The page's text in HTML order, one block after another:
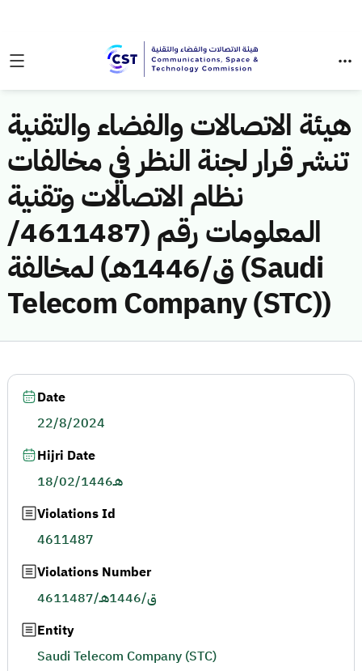
هيئة الاتصالات والفضاء والتقنية
تنشر قرار لجنة النظر في مخالفات
نظام الاتصالات وتقنية
المعلومات رقم (4611487/
ق/1446هـ) لمخالفة (Saudi
Telecom Company (STC))
Date
22/8/2024
Hijri Date
18/02/1446هـ
Violations Id
4611487
Violations Number
4611487/ق/1446هـ
Entity
Saudi Telecom Company (STC)